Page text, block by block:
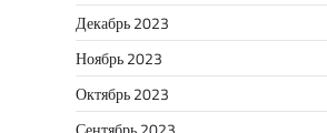
Декабрь 2023
Ноябрь 2023
Октябрь 2023